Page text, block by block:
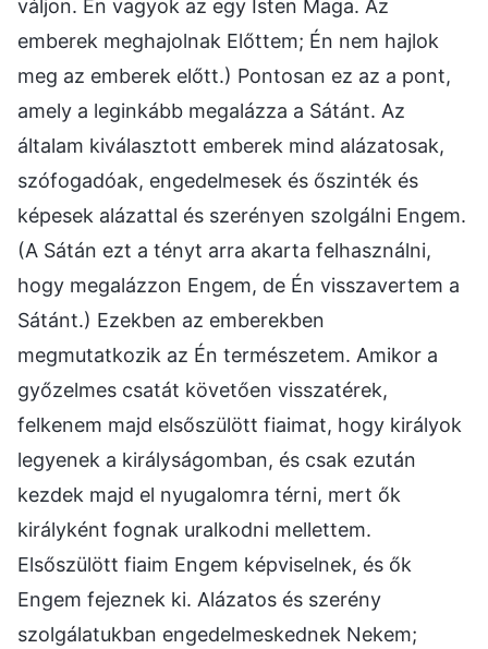
váljon. Én vagyok az egy Isten Maga. Az
emberek meghajolnak Előttem; Én nem hajlok
meg az emberek előtt.) Pontosan ez az a pont,
amely a leginkább megalázza a Sátánt. Az
általam kiválasztott emberek mind alázatosak,
szófogadóak, engedelmesek és őszinték és
képesek alázattal és szerényen szolgálni Engem.
(A Sátán ezt a tényt arra akarta felhasználni,
hogy megalázzon Engem, de Én visszavertem a
Sátánt.) Ezekben az emberekben
megmutatkozik az Én természetem. Amikor a
győzelmes csatát követően visszatérek,
felkenem majd elsőszülött fiaimat, hogy királyok
legyenek a királyságomban, és csak ezután
kezdek majd el nyugalomra térni, mert ők
királyként fognak uralkodni mellettem.
Elsőszülött fiaim Engem képviselnek, és ők
Engem fejeznek ki. Alázatos és szerény
szolgálatukban engedelmeskednek Nekem;